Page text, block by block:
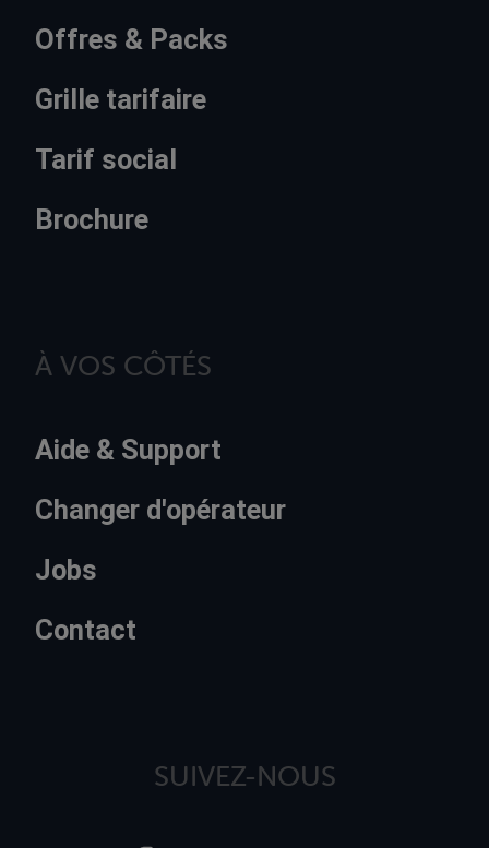
Offres & Packs
Grille tarifaire
Tarif social
Brochure
À VOS CÔTÉS
Aide & Support
Changer d'opérateur
Jobs
Contact
SUIVEZ-NOUS